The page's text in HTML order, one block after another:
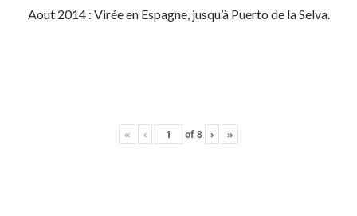
Aout 2014 : Virée en Espagne, jusqu’à Puerto de la Selva.
« ‹ of8 › »